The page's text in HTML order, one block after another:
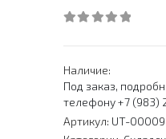
Наличие:
Под заказ,
телефону +7 (983)
Артикул: UT-